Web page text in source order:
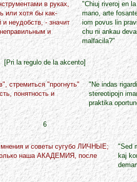
в руках,
или хотя бы как-
неудобств, - значит
и
"Chiuj riveroj en
mano, arte
iom povus lin
chu ni ankau
malfacila?"
[Pri la regulo de la akcento]
стремиться "прогнуть"
понятность и
"Ne indas
stereotipojn
praktika
6
мнения и советы сугубо ЛИЧHЫЕ;
наша АКАДЕМИЯ, после
"Sed
kaj